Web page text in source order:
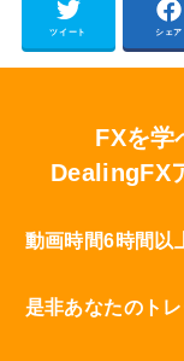
ツイート シェア
FXを学
DealingFX
動画時間6時間以
是非あなたのト